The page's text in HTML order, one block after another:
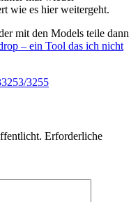
wie es hier weitergeht.
mit den Models teile dann
– ein Tool das ich nicht
3255
Erforderliche